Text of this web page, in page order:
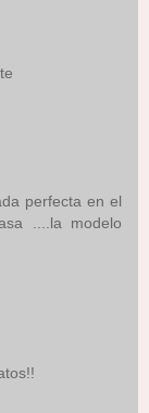
perfecta en el
....la modelo